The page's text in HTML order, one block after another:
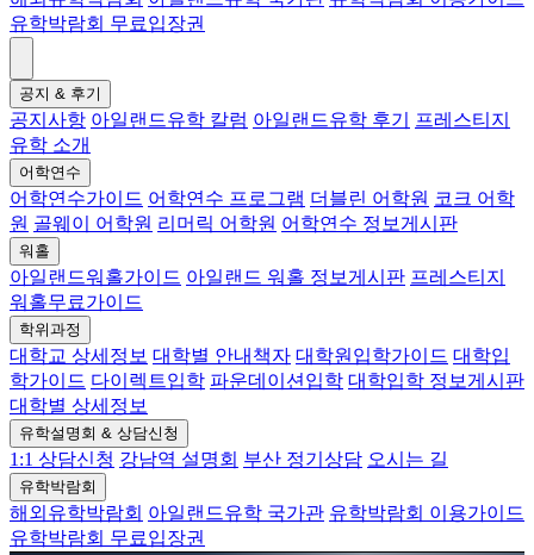
유학박람회 무료입장권
공지 & 후기
공지사항 아일랜드유학 칼럼 아일랜드유학 후기
프레스티지
유학 소개
어학연수
어학연수가이드 어학연수 프로그램 더블린 어학원 코크 어학
원 골웨이 어학원 리머릭 어학원 어학연수 정보게시판
워홀
아일랜드워홀가이드 아일랜드 워홀 정보게시판 프레스티지
워홀무료가이드
학위과정
대학교 상세정보 대학별 안내책자 대학원입학가이드 대학입
학가이드 다이렉트입학 파운데이션입학 대학입학 정보게시판
대학별 상세정보
유학설명회 & 상담신청
1:1 상담신청 강남역 설명회 부산 정기상담 오시는 길
유학박람회
해외유학박람회 아일랜드유학 국가관 유학박람회 이용가이드
유학박람회 무료입장권